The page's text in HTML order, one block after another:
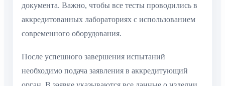
документа. Важно, чтобы все тесты проводились в
аккредитованных лабораториях с использованием
современного оборудования.
После успешного завершения испытаний
необходимо подача заявления в аккредитующий